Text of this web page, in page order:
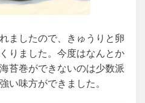
ましたので、きゅうりと卵
りました。今度はなんとか
苔巻ができないのは少数派
い味方ができました。